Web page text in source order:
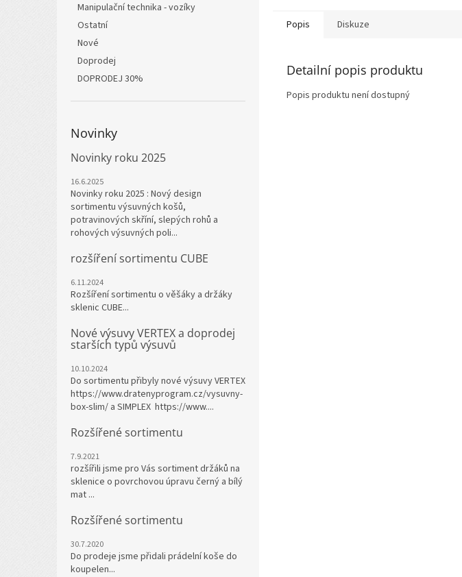
Manipulační technika - vozíky
Ostatní
Nové
Doprodej
DOPRODEJ 30%
Novinky
Novinky roku 2025
16.6.2025
Novinky roku 2025 : Nový design
sortimentu výsuvných košů,
potravinových skříní, slepých rohů a
rohových výsuvných poli...
rozšíření sortimentu CUBE
6.11.2024
Rozšíření sortimentu o věšáky a držáky
sklenic CUBE...
Nové výsuvy VERTEX a doprodej
starších typů výsuvů
10.10.2024
Do sortimentu přibyly nové výsuvy VERTEX
https://www.dratenyprogram.cz/vysuvny-
box-slim/ a SIMPLEX https://www....
Rozšířené sortimentu
7.9.2021
rozšířili jsme pro Vás sortiment držáků na
sklenice o povrchovou úpravu černý a bílý
mat ...
Rozšířené sortimentu
30.7.2020
Do prodeje jsme přidali prádelní koše do
koupelen...
Popis Diskuze
Detailní popis produktu
Popis produktu není dostupný